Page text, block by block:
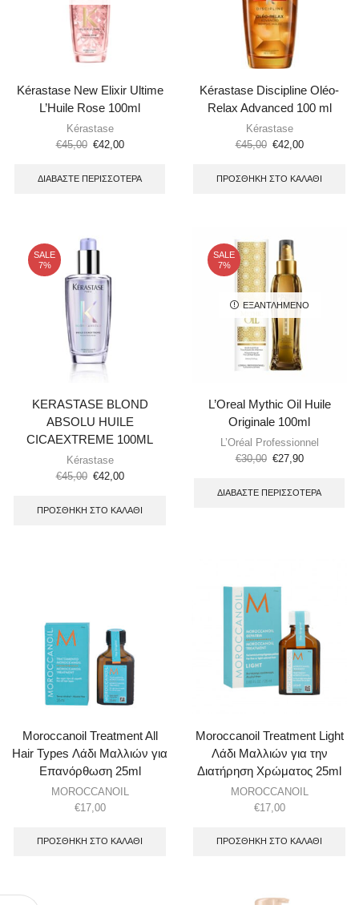
Kérastase New Elixir Ultime
L’Huile Rose 100ml
Kérastase
€45,00 €42,00
ΔΙΑΒΆΣΤΕ ΠΕΡΙΣΣΌΤΕΡΑ
Kérastase Discipline Oléo-
Relax Advanced 100 ml
Kérastase
€45,00 €42,00
ΠΡΟΣΘΉΚΗ ΣΤΟ ΚΑΛΆΘΙ
SALE
7%
KERASTASE BLOND
ABSOLU HUILE
CICAEXTREME 100ML
Kérastase
€45,00 €42,00
ΠΡΟΣΘΉΚΗ ΣΤΟ ΚΑΛΆΘΙ
SALE
7%
ΕΞΑΝΤΛΗΜΈΝΟ
L’Oreal Mythic Oil Huile
Originale 100ml
L’Oréal Professionnel
€30,00 €27,90
ΔΙΑΒΆΣΤΕ ΠΕΡΙΣΣΌΤΕΡΑ
Moroccanoil Treatment All
Hair Types Λάδι Μαλλιών για
Επανόρθωση 25ml
MOROCCANOIL
€17,00
ΠΡΟΣΘΉΚΗ ΣΤΟ ΚΑΛΆΘΙ
Moroccanoil Treatment Light
Λάδι Μαλλιών για την
Διατήρηση Χρώματος 25ml
MOROCCANOIL
€17,00
ΠΡΟΣΘΉΚΗ ΣΤΟ ΚΑΛΆΘΙ